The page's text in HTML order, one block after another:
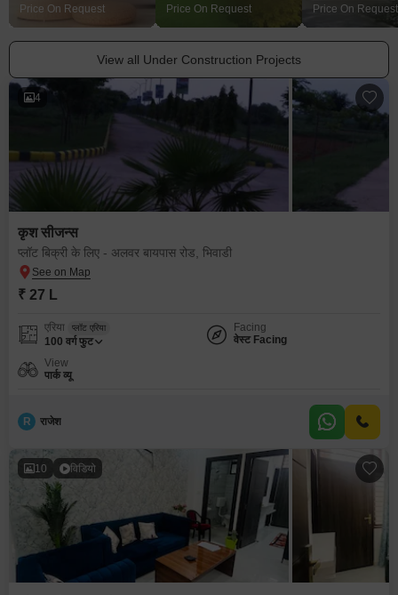
Price On Request
Price On Request
Price On Request
View all Under Construction Projects
4
कृश सीजन्स
प्लॉट बिक्री के लिए - अलवर बायपास रोड, भिवाडी
₹ 27 L
एरिया प्लॉट एरिया
100 वर्ग फुट
Facing
वेस्ट Facing
View
पार्क व्यू
R राजेश
10 विडियो